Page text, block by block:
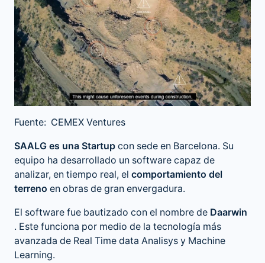
Fuente: CEMEX Ventures
SAALG es una Startup con sede en Barcelona. Su
equipo ha desarrollado un software capaz de
analizar, en tiempo real, el comportamiento del
terreno en obras de gran envergadura.
El software fue bautizado con el nombre de Daarwin
. Este funciona por medio de la tecnología más
avanzada de Real Time data Analisys y Machine
Learning.